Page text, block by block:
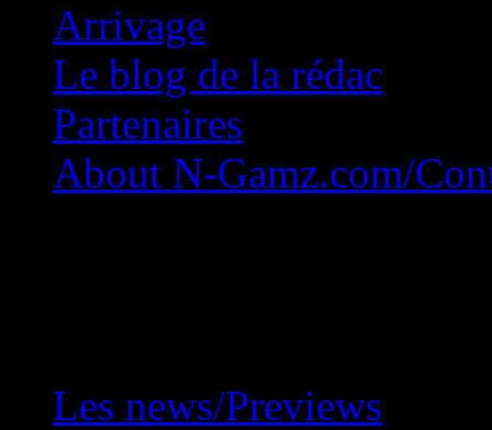
Arrivage
Le blog de la rédac
Partenaires
About N-Gamz.com/
Les news/Previews